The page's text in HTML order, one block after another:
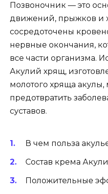
Позвоночник — это
движений, прыжков и
сосредоточены
нервные окончания,
все части организма.
Акулий хрящ,
молотого хряща
предотвратить
суставов.
В чем польза
Состав крема
Положительные